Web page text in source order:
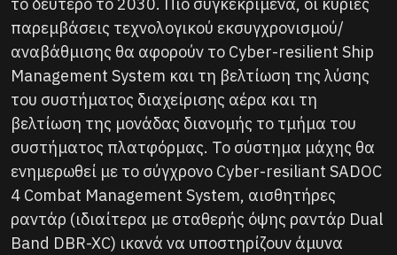
παρεμβάσεις τεχνολογικού εκσυγχρονισμού/
αναβάθμισης θα αφορούν το Cyber-resilient Ship
Management System και τη βελτίωση της λύσης
του συστήματος διαχείρισης αέρα και τη
βελτίωση της μονάδας διανομής το τμήμα του
συστήματος πλατφόρμας. Το σύστημα μάχης θα
ενημερωθεί με το σύγχρονο Cyber-resiliant SADOC
4 Combat Management System, αισθητήρες
ραντάρ (ιδιαίτερα με σταθερής όψης ραντάρ Dual
Band DBR-XC) ικανά να υποστηρίζουν άμυνα